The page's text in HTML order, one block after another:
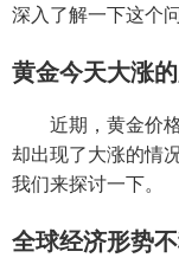
深入了解一下这个问
黄金今天大涨
近期，黄金价
却出现了大涨的情
我们来探讨一下。
全球经济形势